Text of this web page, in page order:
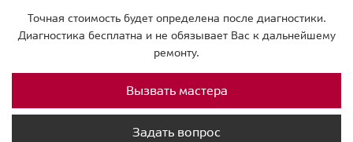
Точная стоимость будет определена после диагностики.
Диагностика бесплатна и не обязывает Вас к дальнейшему
ремонту.
Вызвать мастера
Задать вопрос